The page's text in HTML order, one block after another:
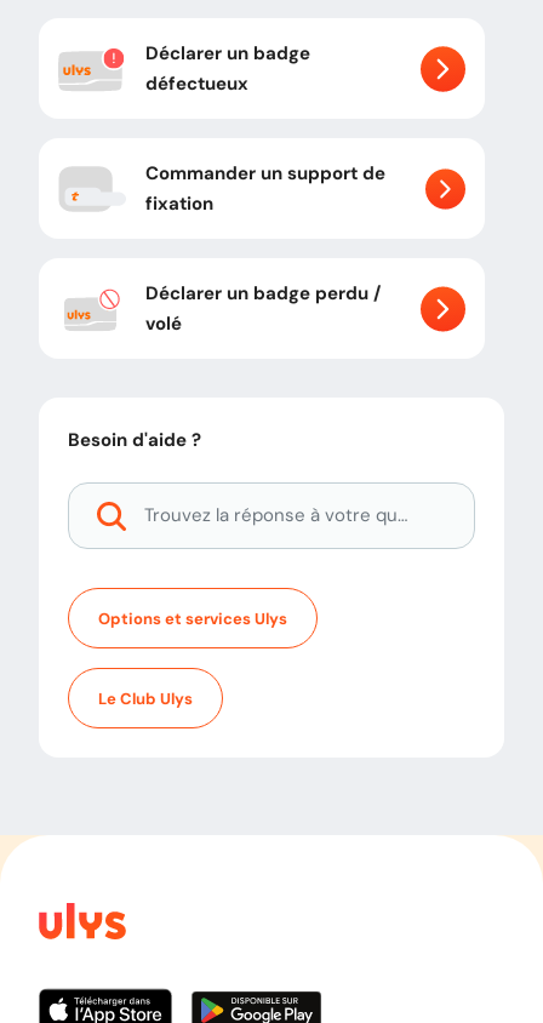
Déclarer un badge
défectueux
Commander un support de
fixation
Déclarer un badge perdu /
volé
Besoin d'aide ?
Options et services Ulys
Le Club Ulys